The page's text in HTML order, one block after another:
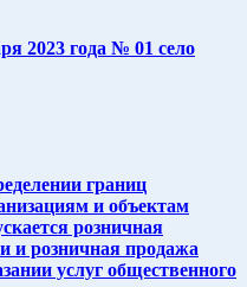
2023 года № 01 село
границ
и объектам
розничная
и розничная продажа
услуг общественного